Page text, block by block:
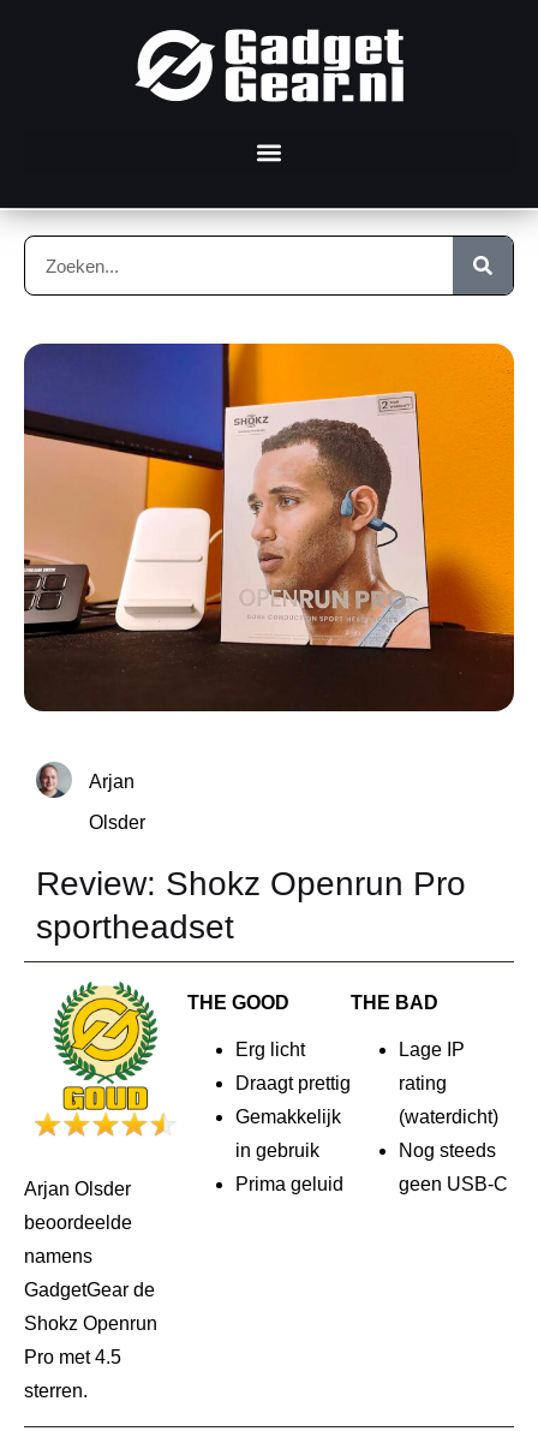
Arjan
Olsder
Review: Shokz Openrun Pro
sportheadset
Arjan Olsder
beoordeelde
namens
GadgetGear de
Shokz Openrun
Pro met 4.5
sterren.
THE GOOD
Erg licht
Draagt prettig
Gemakkelijk
in gebruik
Prima geluid
THE BAD
Lage IP
rating
(waterdicht)
Nog steeds
geen USB-C